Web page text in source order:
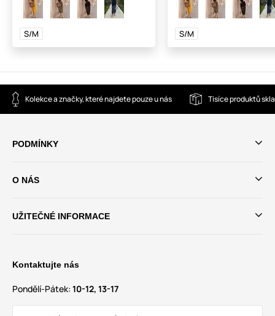
S/M S/M
Kolekce a značky, které najdete pouze u nás Tisíce produktů
PODMÍNKY
O NÁS
UŽITEČNÉ INFORMACE
Kontaktujte nás
Pondělí-Pátek: 10-12, 13-17